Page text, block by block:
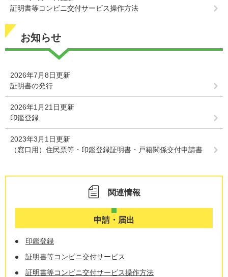
証明書等コンビニ交付サービス操作方法
お知らせ
2026年7月8日更新
証明書の発行
2026年1月21日更新
印鑑登録
2023年3月1日更新
（窓口用）住民票等・印鑑登録証明書・戸籍関係交付申請書
関連情報
申請・届出
印鑑登録
証明書等コンビニ交付サービス
証明書等コンビニ交付サービス操作方法